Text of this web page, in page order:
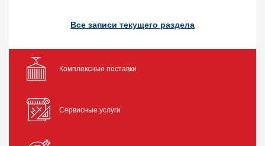
Все записи текущего раздела
Комплексные поставки
Сервисные услуги